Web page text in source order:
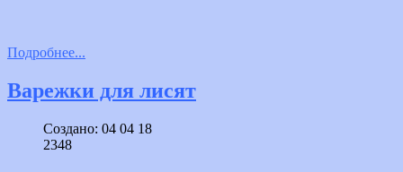
Подробнее...
Варежки для лисят
Создано: 04 04 18
2348